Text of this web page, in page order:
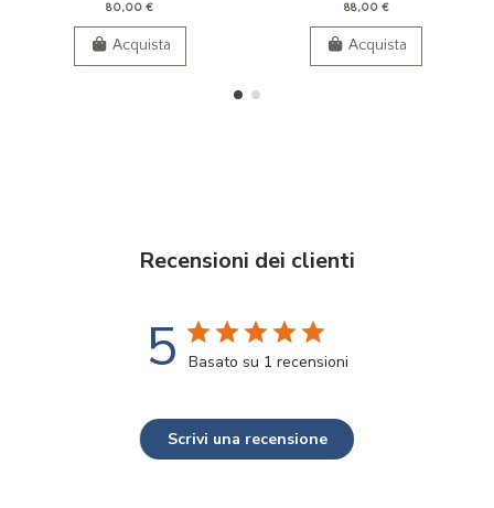
80,00 €
Acquista
88,00 €
Acquista
Recensioni dei clienti
5 Basato su 1 recensioni
Scrivi una recensione